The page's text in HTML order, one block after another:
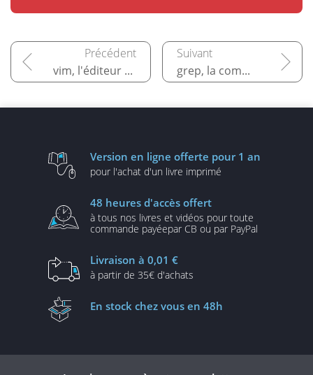
vim, l'éditeur vi amélioré (Vi IMproved) grep, la commande de recherche de lignes
Version en ligne offerte pour 1 an
pour l'achat d'un livre imprimé
48 heures d'accès offert
à tous nos livres et vidéos pour toute
commande payéepar CB ou par PayPal
Livraison à 0,01 €
à partir de 35€ d'achats
En stock chez vous en 48h